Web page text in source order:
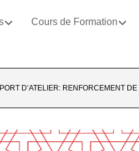
Cours de Formation
D’ATELIER: RENFORCEMENT